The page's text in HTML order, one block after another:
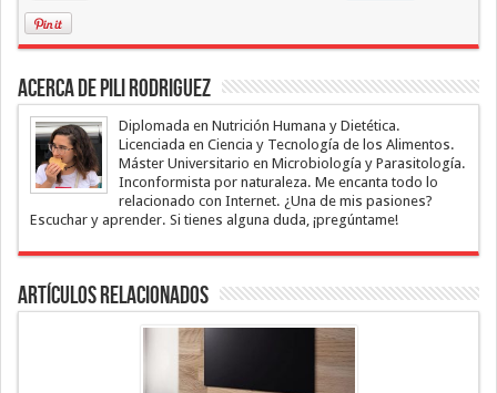
Acerca de Pili Rodriguez
Diplomada en Nutrición Humana y Dietética.
Licenciada en Ciencia y Tecnología de los Alimentos.
Máster Universitario en Microbiología y Parasitología.
Inconformista por naturaleza. Me encanta todo lo
relacionado con Internet. ¿Una de mis pasiones?
Escuchar y aprender. Si tienes alguna duda, ¡pregúntame!
Artículos Relacionados